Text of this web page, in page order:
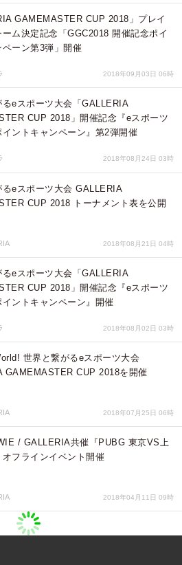
GAMEMASTER CUP 2018」プレイ
ーム決定記念「GGC2018 開催記念ポイ
ペーン第3弾」開催
2018年09月03日 06時
るeスポーツ大会「GALLERIA
CUP 2018」開催記念『eスポーツ
ントキャンペーン』第2弾開催
2018年08月24日 03時
るeスポーツ大会 GALLERIA
CUP 2018 トーナメント表を公開
2018年08月21日 04時
るeスポーツ大会「GALLERIA
CUP 2018」開催記念『eスポーツ
ントキャンペーン』開催
2018年08月02日 03時
世界と繋がるeスポーツ大会
GAMEMASTER CUP 2018を開催
2018年07月25日 06時
/ GALLERIA共催『PUBG 東京VS上
フラインイベント開催
2018年04月11日 09時